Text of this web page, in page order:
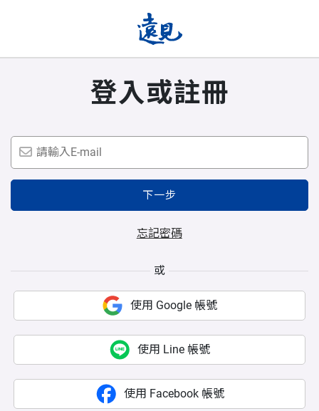
登入或註冊
下一步
忘記密碼
或
使用 Google 帳號
使用 Line 帳號
使用 Facebook 帳號